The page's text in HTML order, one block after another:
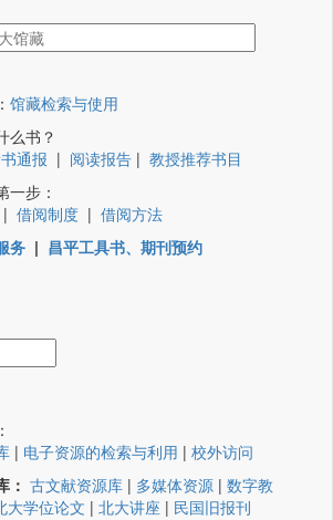
： 馆藏检索与使用
么书？
通报 | 阅读报告 | 教授推荐书目
一步：
| 借阅制度 | 借阅方法
务 | 昌平工具书、期刊预约
| 电子资源的检索与利用 | 校外访问
： 古文献资源库 | 多媒体资源 | 数字教
大学位论文 | 北大讲座 | 民国旧报刊